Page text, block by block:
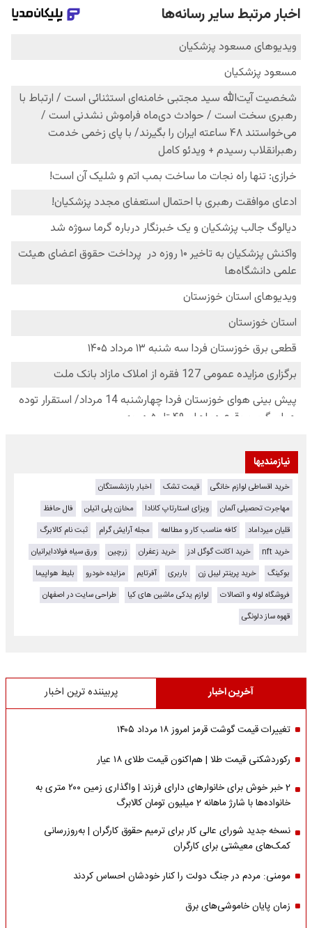
نیازمندیها
خرید اقساطی لوازم خانگی قیمت تشک
اخبار بازنشستگان
مهاجرت تحصیلی آلمان
ویزای استارتاپ کانادا مخازن پلی اتیلن
فال حافظ
قلیان میرداماد
کافه مناسب کار و مطالعه مجله آرایش گرام
ثبت نام کالابرگ
خرید nft
خرید اکانت گوگل ادز خرید زعفران زرچین
ورق سیاه فولادایرانیان
بوکینگ
خرید پرینتر لیبل زن باربری آفرتایم مزایده خودرو
بلیط هواپیما
فروشگاه لوله و اتصالات
لوازم یدکی ماشین های کیا
طراحی سایت در اصفهان
قهوه ساز دلونگی
آخرین اخبار پربیننده ترین اخبار
تغییرات قیمت گوشت قرمز امروز ۱۸ مرداد ۱۴۰۵
رکوردشکنی قیمت طلا | هم‌اکنون قیمت طلای ۱۸ عیار
2 خبر خوش برای خانوارهای دارای فرزند | واگذاری زمین ۲۰۰ متری به
خانواده‌ها با شارژ ماهانه 2 میلیون تومان کالابرگ
نسخه جدید شورای عالی کار برای ترمیم حقوق کارگران | به‌روزرسانی
کمک‌های معیشتی برای کارگران
مومنی: مردم در جنگ دولت را کنار خودشان احساس کردند
زمان پایان خاموشی‌های برق